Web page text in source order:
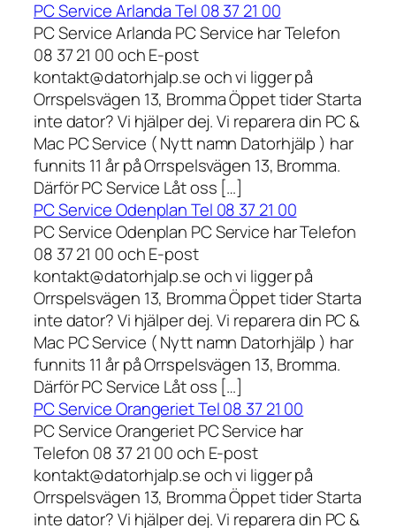
PC Service Arlanda Tel 08 37 21 00
PC Service Arlanda PC Service har Telefon
08 37 21 00 och E-post
kontakt@datorhjalp.se och vi ligger på
Orrspelsvägen 13, Bromma Öppet tider Starta
inte dator? Vi hjälper dej. Vi reparera din PC &
Mac PC Service ( Nytt namn Datorhjälp ) har
funnits 11 år på Orrspelsvägen 13, Bromma.
Därför PC Service Låt oss […]
PC Service Odenplan Tel 08 37 21 00
PC Service Odenplan PC Service har Telefon
08 37 21 00 och E-post
kontakt@datorhjalp.se och vi ligger på
Orrspelsvägen 13, Bromma Öppet tider Starta
inte dator? Vi hjälper dej. Vi reparera din PC &
Mac PC Service ( Nytt namn Datorhjälp ) har
funnits 11 år på Orrspelsvägen 13, Bromma.
Därför PC Service Låt oss […]
PC Service Orangeriet Tel 08 37 21 00
PC Service Orangeriet PC Service har
Telefon 08 37 21 00 och E-post
kontakt@datorhjalp.se och vi ligger på
Orrspelsvägen 13, Bromma Öppet tider Starta
inte dator? Vi hjälper dej. Vi reparera din PC &